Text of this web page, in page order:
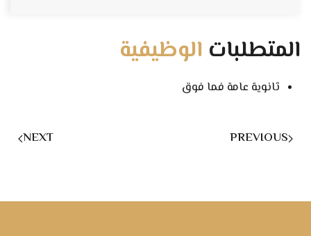
المتطلبات الوظيفية
ثانوية عامة فما فوق
PREVIOUS
NEXT